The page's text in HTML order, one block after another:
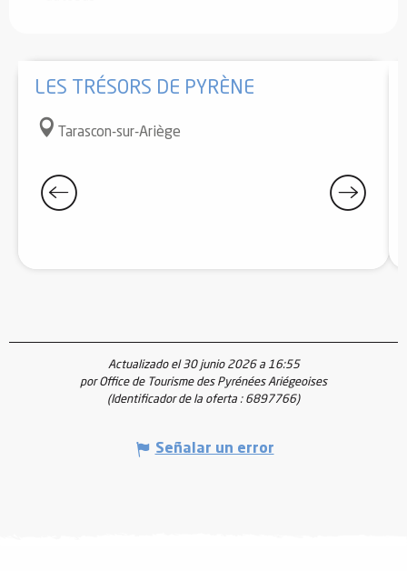
LES TRÉSORS DE PYRÈNE
Tarascon-sur-Ariège
Actualizado el 30 junio 2026 a 16:55
por Office de Tourisme des Pyrénées Ariégeoises
(Identificador de la oferta : 6897766)
Señalar un error